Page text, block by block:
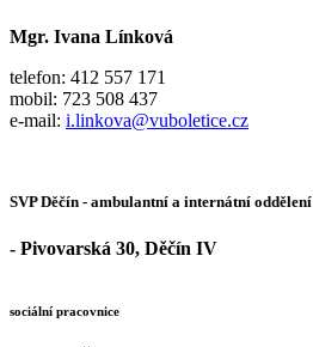
Mgr. Ivana Línková
telefon: 412 557 171
mobil: 723 508 437
e-mail: i.linkova@vuboletice.cz
SVP Děčín - ambulantní a internátní oddělení
- Pivovarská 30, Děčín IV
sociální pracovnice